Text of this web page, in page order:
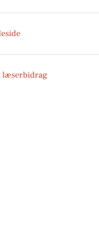
læserbidrag